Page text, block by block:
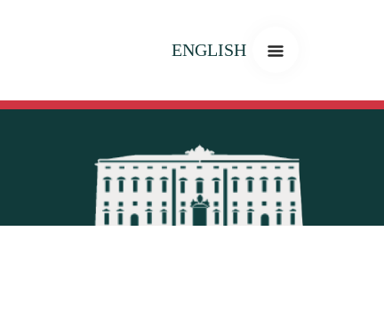
ENGLISH